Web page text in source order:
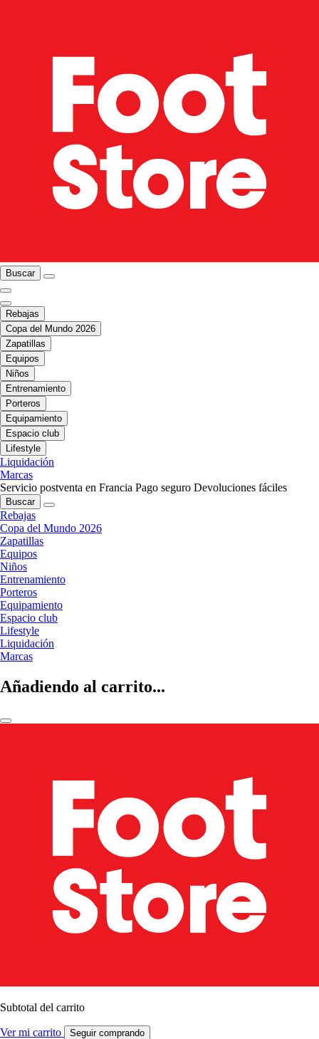
Buscar
Rebajas
Copa del Mundo 2026
Zapatillas
Equipos
Niños
Entrenamiento
Porteros
Equipamiento
Espacio club
Lifestyle
Liquidación
Marcas
Servicio postventa en Francia Pago seguro Devoluciones fáciles
Buscar
Rebajas
Copa del Mundo 2026
Zapatillas
Equipos
Niños
Entrenamiento
Porteros
Equipamiento
Espacio club
Lifestyle
Liquidación
Marcas
Añadiendo al carrito...
Subtotal del carrito
Ver mi carrito Seguir comprando